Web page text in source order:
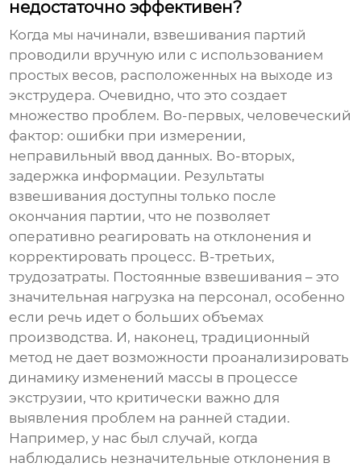
недостаточно эффективен?
Когда мы начинали, взвешивания партий
проводили вручную или с использованием
простых весов, расположенных на выходе из
экструдера. Очевидно, что это создает
множество проблем. Во-первых, человеческий
фактор: ошибки при измерении,
неправильный ввод данных. Во-вторых,
задержка информации. Результаты
взвешивания доступны только после
окончания партии, что не позволяет
оперативно реагировать на отклонения и
корректировать процесс. В-третьих,
трудозатраты. Постоянные взвешивания – это
значительная нагрузка на персонал, особенно
если речь идет о больших объемах
производства. И, наконец, традиционный
метод не дает возможности проанализировать
динамику изменений массы в процессе
экструзии, что критически важно для
выявления проблем на ранней стадии.
Например, у нас был случай, когда
наблюдались незначительные отклонения в